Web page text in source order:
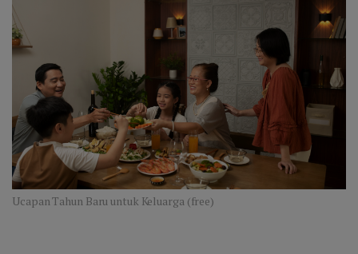
Ucapan Tahun Baru untuk Keluarga (free)